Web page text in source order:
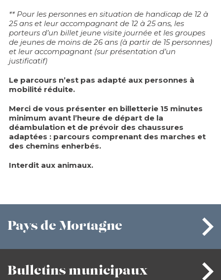
** Pour les personnes en situation de handicap de 12 à
25 ans et leur accompagnant de 12 à 25 ans, les
porteurs d’un billet jeune visite journée et les groupes
de jeunes de moins de 26 ans (à partir de 15 personnes)
et leur accompagnant (sur présentation d’un
justificatif)
Le parcours n’est pas adapté aux personnes à
mobilité réduite.
Merci de vous présenter en billetterie 15 minutes
minimum avant l’heure de départ de la
déambulation et de prévoir des chaussures
adaptées : parcours comprenant des marches et
des chemins enherbés.
Interdit aux animaux.
Pays de Mortagne
Bulletins municipaux